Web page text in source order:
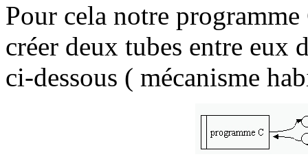
Pour cela notre
créer deux tubes entre eux
ci-dessous ( mécanisme